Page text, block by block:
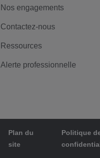
Nos engagements
Contactez-nous
Ressources
Alerte professionnelle
Plan du
site
Politique